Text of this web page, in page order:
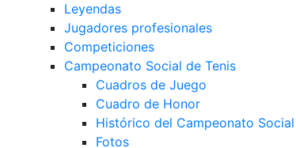
Leyendas
Jugadores profesionales
Competiciones
Campeonato Social de Tenis
Cuadros de Juego
Cuadro de Honor
Histórico del Campeonato Social
Fotos